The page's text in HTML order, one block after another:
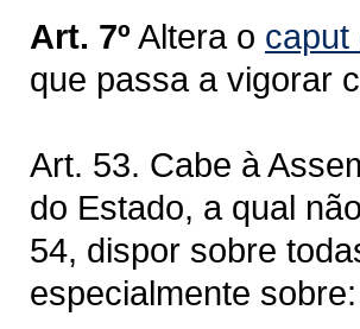
Art. 7º Altera o caput
que passa a vigorar
Art. 53. Cabe à
do Estado, a qual
54, dispor sobre
especialmente sobre: